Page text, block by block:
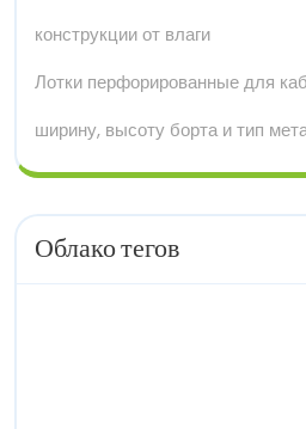
конструкции от влаги
Лотки перфорированные для
ширину, высоту борта и тип
Облако тегов